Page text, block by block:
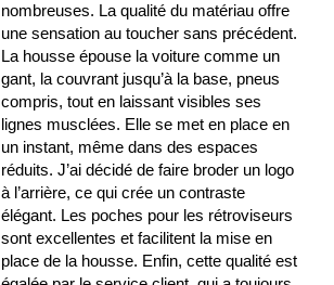
nombreuses. La qualité du matériau offre
une sensation au toucher sans précédent.
La housse épouse la voiture comme un
gant, la couvrant jusqu’à la base, pneus
compris, tout en laissant visibles ses
lignes musclées. Elle se met en place en
un instant, même dans des espaces
réduits. J’ai décidé de faire broder un logo
à l’arrière, ce qui crée un contraste
élégant. Les poches pour les rétroviseurs
sont excellentes et facilitent la mise en
place de la housse. Enfin, cette qualité est